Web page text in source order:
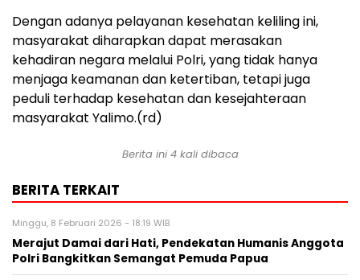
Dengan adanya pelayanan kesehatan keliling ini,
masyarakat diharapkan dapat merasakan
kehadiran negara melalui Polri, yang tidak hanya
menjaga keamanan dan ketertiban, tetapi juga
peduli terhadap kesehatan dan kesejahteraan
masyarakat Yalimo.(rd)
Berita ini 4 kali dibaca
BERITA TERKAIT
Minggu, 8 Februari 2026 - 18:19 WIB
Merajut Damai dari Hati, Pendekatan Humanis Anggota
Polri Bangkitkan Semangat Pemuda Papua